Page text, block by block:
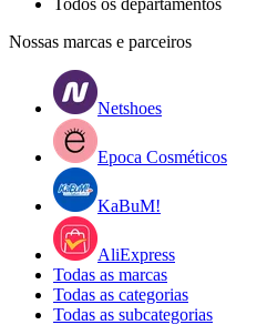
Nossas marcas e parceiros
Netshoes
Epoca Cosméticos
KaBuM!
AliExpress
Todas as marcas
Todas as categorias
Todas as subcategorias